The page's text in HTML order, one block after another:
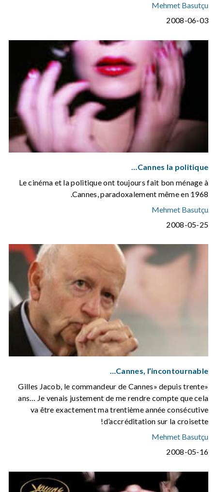
Mehmet Basutçu
2008-06-03
Cannes la politique…
Le cinéma et la politique ont toujours fait bon ménage à
Cannes, paradoxalement même en 1968.
Mehmet Basutçu
2008-05-25
Cannes, l’incontournable…
«Gilles Jacob, le commandeur de Cannes» depuis trente
ans… Je venais justement de me rendre compte que cela
va être exactement ma trentième année consécutive
d’accréditation sur la croisette!
Mehmet Basutçu
2008-05-16